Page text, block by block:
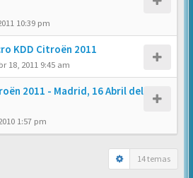
10:39 pm
KDD Citroën 2011
18, 2011 9:45 am
2011 - Madrid, 16 Abril del
1:57 pm
14 temas